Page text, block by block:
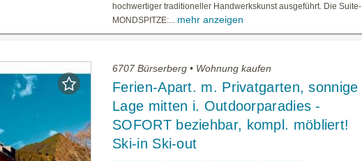
hochwertiger traditioneller Handwerkskunst ausgeführt. Die Suite-
MONDSPITZE:... mehr anzeigen
6707 Bürserberg • Wohnung kaufen
Ferien-Apart. m. Privatgarten, sonnige
Lage mitten i. Outdoorparadies -
SOFORT beziehbar, kompl. möbliert!
Ski-in Ski-out